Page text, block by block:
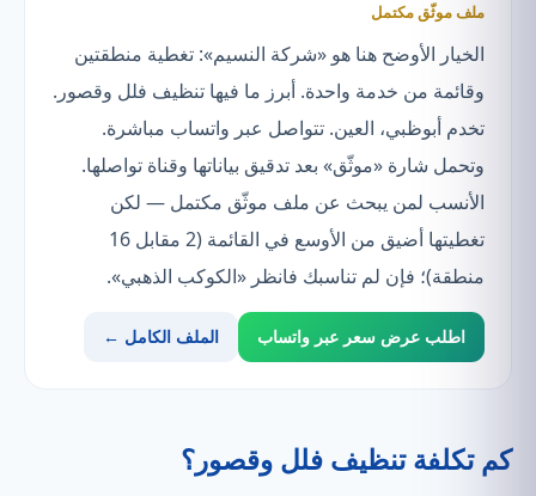
ملف موثّق مكتمل
الخيار الأوضح هنا هو «شركة النسيم»: تغطية منطقتين
وقائمة من خدمة واحدة. أبرز ما فيها تنظيف فلل وقصور.
تخدم أبوظبي، العين. تتواصل عبر واتساب مباشرة.
وتحمل شارة «موثّق» بعد تدقيق بياناتها وقناة تواصلها.
الأنسب لمن يبحث عن ملف موثّق مكتمل — لكن
تغطيتها أضيق من الأوسع في القائمة (2 مقابل 16
منطقة)؛ فإن لم تناسبك فانظر «الكوكب الذهبي».
اطلب عرض سعر عبر واتساب الملف الكامل ←
كم تكلفة تنظيف فلل وقصور؟